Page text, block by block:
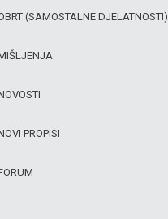
(SAMOSTALNE DJELATNOSTI)
PROPISI